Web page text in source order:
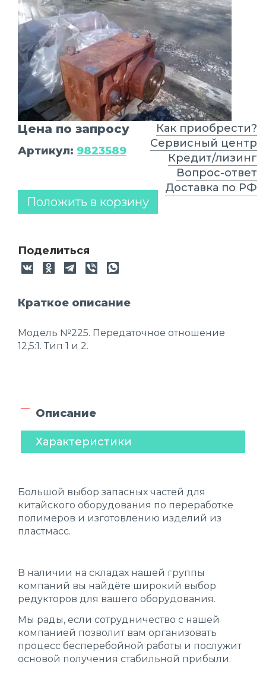
Цена по запросу
Артикул: 9823589
Положить в корзину
Поделиться
Краткое описание
Модель №225. Передаточное отношение
12,5:1. Тип 1 и 2.
Как приобрести?
Сервисный центр
Кредит/лизинг
Вопрос-ответ
Доставка по РФ
Описание
Характеристики
Большой выбор запасных частей для
китайского оборудования по переработке
полимеров и изготовлению изделий из
пластмасс.
В наличии на складах нашей группы
компаний вы найдёте широкий выбор
редукторов для вашего оборудования.
Мы рады, если сотрудничество с нашей
компанией позволит вам организовать
процесс бесперебойной работы и послужит
основой получения стабильной прибыли.